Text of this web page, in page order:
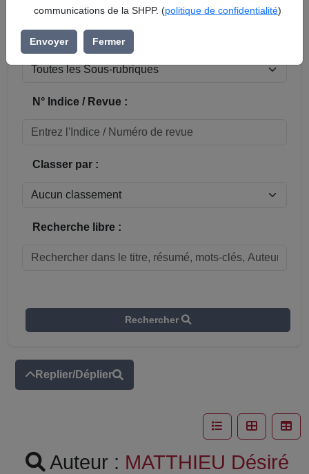
Réinitialiser
Sous-rubrique / Commune :
N° Indice / Revue :
Classer par :
Recherche libre :
Rechercher
Replier/Déplier
Auteur : MATTHIEU Désiré
communications de la SHPP. (politique de confidentialité)
Envoyer Fermer